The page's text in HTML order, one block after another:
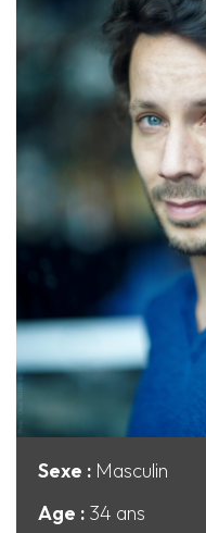
Sexe : Masculin
Age : 34 ans